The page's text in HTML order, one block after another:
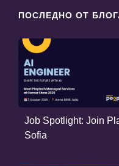
ПОСЛЕДНО ОТ
Job Spotlight: Join
Sofia